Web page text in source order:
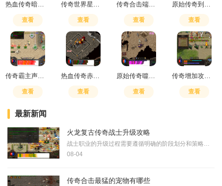
热血传奇暗黑战士多少级可以招
查看
传奇世界星珠多久刷新一次
查看
传奇合击端游怎么玩
查看
原始传奇到底怎么样啊值得玩吗
查看
传奇霸主声望先买什么
查看
热血传奇赤月装备哪里打比较好
查看
原始传奇噬血术怎么升级快
查看
传奇增加攻击伤害元素怎么计算的
查看
最新新闻
火龙复古传奇战士升级攻略
战士职业的升级过程需要遵循明确的阶段划分和策略规划。战士作为近战职业，在游戏初期主要依赖主线任务提升等级，这个阶段升级相对简单直接。等级提高，玩家需要关注日常任务
08-04
传奇合击最猛的宠物有哪些